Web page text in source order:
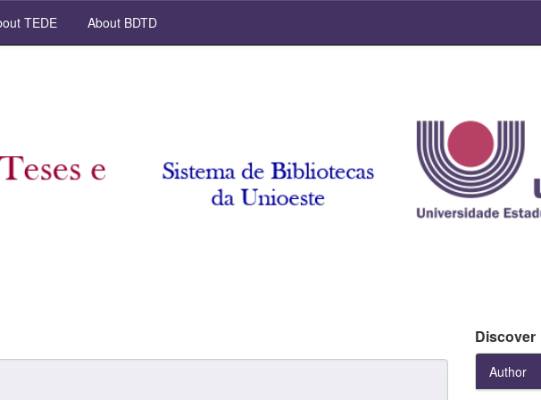
TEDE About BDTD
Discover
Author